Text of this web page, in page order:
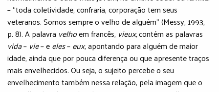
– “toda coletividade, confraria, corporação tem seus
veteranos. Somos sempre o velho de alguém” (Messy, 1993,
p. 8). A palavra velhoem francês, vieux,contém as palavras
vida– vie– eeles–eux, apontando para alguém de maior
idade, ainda que por pouca diferença ou que apresente traços
mais envelhecidos. Ou seja, o sujeito percebe o seu
envelhecimento também nessa relação, pela imagem que o